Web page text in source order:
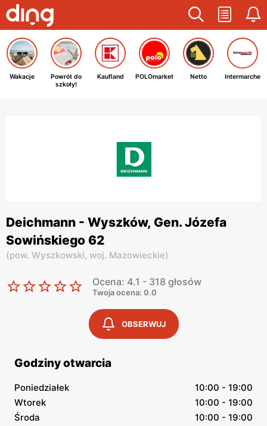
Wakacje
Powrót do
szkoły!
Kaufland POLOmarket Netto Intermarche
Deichmann - Wyszków, Gen. Józefa
Sowińskiego 62
(pow. Wyszkowski, woj. Mazowieckie)
Ocena: 4.1 - 318 głosów
Twoja ocena: 0.0
OBSERWUJ
Godziny otwarcia
Poniedziałek
10:00 - 19:00
Wtorek
10:00 - 19:00
Środa
10:00 - 19:00